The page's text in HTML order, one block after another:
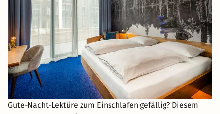
Gute-Nacht-Lektüre zum Einschlafen gefällig? Diesem